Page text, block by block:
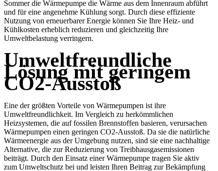
Sommer die Wärmepumpe die Wärme aus dem Innenraum abführt
und für eine angenehme Kühlung sorgt. Durch diese effiziente
Nutzung von erneuerbarer Energie können Sie Ihre Heiz- und
Kühlkosten erheblich reduzieren und gleichzeitig Ihre
Umweltbelastung verringern.
Umweltfreundliche
Lösung mit geringem
CO2-Ausstoß
Eine der größten Vorteile von Wärmepumpen ist ihre
Umweltfreundlichkeit. Im Vergleich zu herkömmlichen
Heizsystemen, die auf fossilen Brennstoffen basieren, verursachen
Wärmepumpen einen geringen CO2-Ausstoß. Da sie die natürliche
Wärmeenergie aus der Umgebung nutzen, sind sie eine nachhaltige
Alternative, die zur Reduzierung von Treibhausgasemissionen
beiträgt. Durch den Einsatz einer Wärmepumpe tragen Sie aktiv
zum Umweltschutz bei und leisten Ihren Beitrag zur Bekämpfung